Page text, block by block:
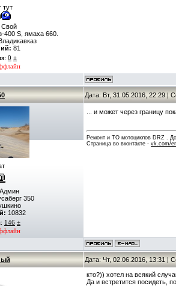
тут
Свой
400 S, ямаха 660.
81
0 ±
Дата: Вт, 31.05.2016, 22:29 |
Админ
350
10832
146 ±
... и может через границу
Ремонт и ТО мотоциклов DRZ .
Страница во вконтакте - vk.com/
Дата: Чт, 02.06.2016, 13:31 |
кто?)) хотел на всякий
Да и встретится посидеть,